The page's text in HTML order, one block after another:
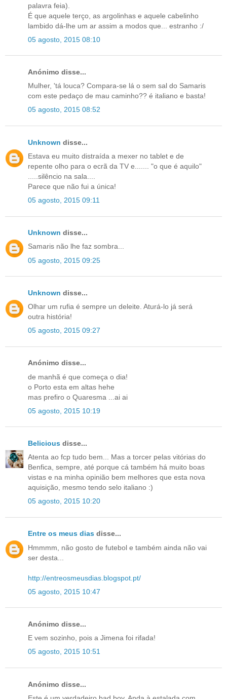
palavra feia).
É que aquele terço, as argolinhas e aquele cabelinho
lambido dá-lhe um ar assim a modos que... estranho :/
05 agosto, 2015 08:10
Anónimo disse...
Mulher, 'tá louca? Compara-se lá o sem sal do Samaris
com este pedaço de mau caminho?? é italiano e basta!
05 agosto, 2015 08:52
Unknown disse...
Estava eu muito distraída a mexer no tablet e de
repente olho para o ecrã da TV e....... "o que é aquilo"
.....silêncio na sala....
Parece que não fui a única!
05 agosto, 2015 09:11
Unknown disse...
Samaris não lhe faz sombra...
05 agosto, 2015 09:25
Unknown disse...
Olhar um rufia é sempre un deleite. Aturá-lo já será
outra história!
05 agosto, 2015 09:27
Anónimo disse...
de manhã é que começa o dia!
o Porto esta em altas hehe
mas prefiro o Quaresma ...ai ai
05 agosto, 2015 10:19
Belicious disse...
Atenta ao fcp tudo bem... Mas a torcer pelas vitórias do
Benfica, sempre, até porque cá também há muito boas
vistas e na minha opinião bem melhores que esta nova
aquisição, mesmo tendo selo italiano :)
05 agosto, 2015 10:20
Entre os meus dias disse...
Hmmmm, não gosto de futebol e também ainda não vai
ser desta...
http://entreosmeusdias.blogspot.pt/
05 agosto, 2015 10:47
Anónimo disse...
E vem sozinho, pois a Jimena foi rifada!
05 agosto, 2015 10:51
Anónimo disse...